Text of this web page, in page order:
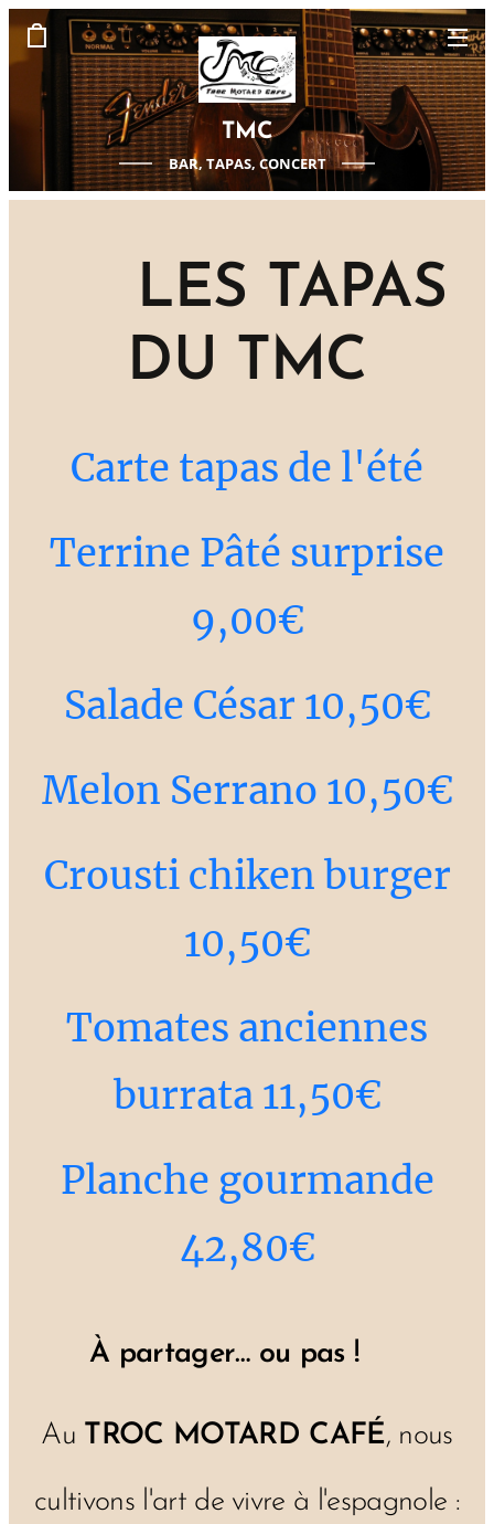
TMC
BAR, TAPAS, CONCERT
LES TAPAS
DU TMC
Carte tapas de l'été
Terrine Pâté surprise
9,00€
Salade César 10,50€
Melon Serrano 10,50€
Crousti chiken burger
10,50€
Tomates anciennes
burrata 11,50€
Planche gourmande
42,80€
À partager… ou pas ! 😉
Au TROC MOTARD CAFÉ, nous
cultivons l'art de vivre à l'espagnole :